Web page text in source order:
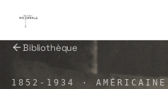
Bibliothèque
1852-1934 · AMÉRICAINE